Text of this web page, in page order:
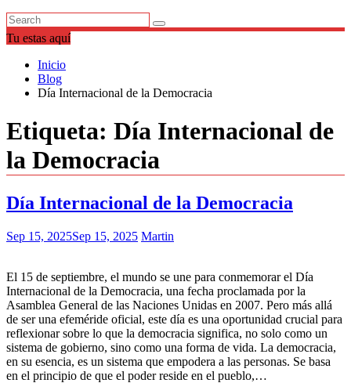
Tu estas aquí
Inicio
Blog
Día Internacional de la Democracia
Etiqueta: Día Internacional de
la Democracia
Día Internacional de la Democracia
Sep 15, 2025Sep 15, 2025 Martin
El 15 de septiembre, el mundo se une para conmemorar el Día
Internacional de la Democracia, una fecha proclamada por la
Asamblea General de las Naciones Unidas en 2007. Pero más allá
de ser una efeméride oficial, este día es una oportunidad crucial para
reflexionar sobre lo que la democracia significa, no solo como un
sistema de gobierno, sino como una forma de vida. La democracia,
en su esencia, es un sistema que empodera a las personas. Se basa
en el principio de que el poder reside en el pueblo,…